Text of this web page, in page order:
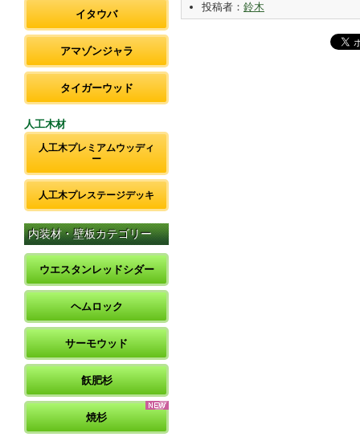
イタウバ
アマゾンジャラ
タイガーウッド
人工木材
人工木プレミアムウッディ
ー
人工木プレステージデッキ
内装材・壁板カテゴリー
ウエスタンレッドシダー
ヘムロック
サーモウッド
飫肥杉
焼杉
投稿者： 鈴木